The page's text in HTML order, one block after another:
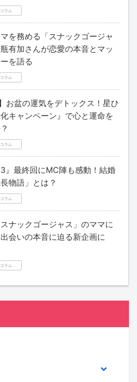
ラム
を務める「スナックゴージャ
有加さんが恋愛の本音とマッ
を語る
ラム
お盆の運気をデトックス！星ひ
キャンペーン』で心と運命を
ラム
3』最終回にMC陣も感動！結婚
物語」とは？
ラム
ナックゴージャス」のママに
会いの本音に迫る新企画に
ラム